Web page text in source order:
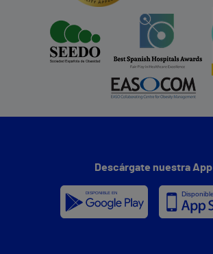
Descárgate nuestra App